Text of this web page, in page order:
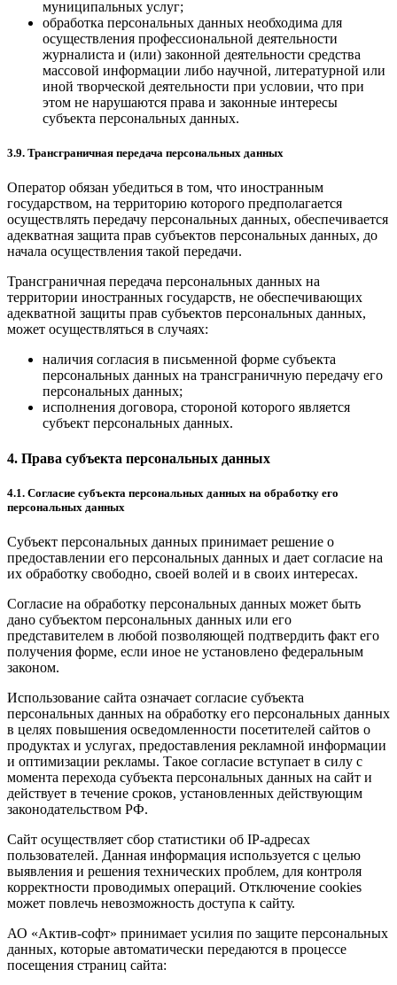
муниципальных услуг;
обработка персональных данных необходима для
осуществления профессиональной деятельности
журналиста и (или) законной деятельности средства
массовой информации либо научной, литературной или
иной творческой деятельности при условии, что при
этом не нарушаются права и законные интересы
субъекта персональных данных.
3.9. Трансграничная передача персональных данных
Оператор обязан убедиться в том, что иностранным
государством, на территорию которого предполагается
осуществлять передачу персональных данных, обеспечивается
адекватная защита прав субъектов персональных данных, до
начала осуществления такой передачи.
Трансграничная передача персональных данных на
территории иностранных государств, не обеспечивающих
адекватной защиты прав субъектов персональных данных,
может осуществляться в случаях:
наличия согласия в письменной форме субъекта
персональных данных на трансграничную передачу его
персональных данных;
исполнения договора, стороной которого является
субъект персональных данных.
4. Права субъекта персональных данных
4.1. Согласие субъекта персональных данных на обработку его
персональных данных
Субъект персональных данных принимает решение о
предоставлении его персональных данных и дает согласие на
их обработку свободно, своей волей и в своих интересах.
Согласие на обработку персональных данных может быть
дано субъектом персональных данных или его
представителем в любой позволяющей подтвердить факт его
получения форме, если иное не установлено федеральным
законом.
Использование сайта означает согласие субъекта
персональных данных на обработку его персональных данных
в целях повышения осведомленности посетителей сайтов о
продуктах и услугах, предоставления рекламной информации
и оптимизации рекламы. Такое согласие вступает в силу с
момента перехода субъекта персональных данных на сайт и
действует в течение сроков, установленных действующим
законодательством РФ.
Сайт осуществляет сбор статистики об IP-адресах
пользователей. Данная информация используется с целью
выявления и решения технических проблем, для контроля
корректности проводимых операций. Отключение cookies
может повлечь невозможность доступа к сайту.
АО «Актив-софт» принимает усилия по защите персональных
данных, которые автоматически передаются в процессе
посещения страниц сайта: